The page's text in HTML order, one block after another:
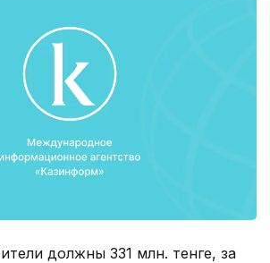
должны 331 млн. тенге, за